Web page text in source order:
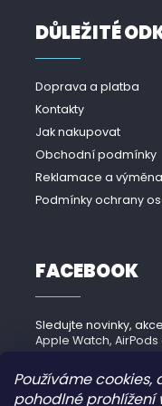
Používáme
pohodlné prohlížení
DŮLEŽITÉ
Doprava a platba
Kontakty
Jak nakupovat
Obchodní podmínky
Reklamace a
Podmínky ochrany
FACEBOOK
Sledujte novinky,
Apple Watch, AirPods